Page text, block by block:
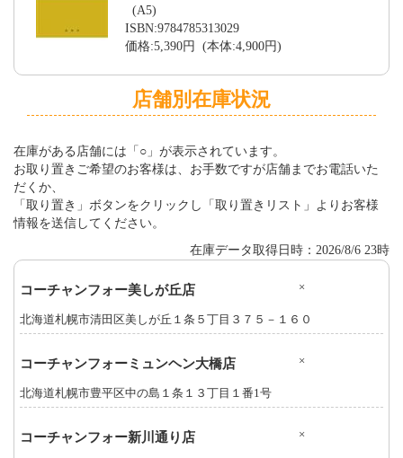
(A5)
ISBN:9784785313029
価格:5,390円 (本体:4,900円)
店舗別在庫状況
在庫がある店舗には「○」が表示されています。
お取り置きご希望のお客様は、お手数ですが店舗までお電話いた
だくか、
「取り置き」ボタンをクリックし「取り置きリスト」よりお客様
情報を送信してください。
在庫データ取得日時：2026/8/6 23時
コーチャンフォー美しが丘店 ×
北海道札幌市清田区美しが丘１条５丁目３７５－１６０
コーチャンフォーミュンヘン大橋店 ×
北海道札幌市豊平区中の島１条１３丁目１番1号
コーチャンフォー新川通り店 ×